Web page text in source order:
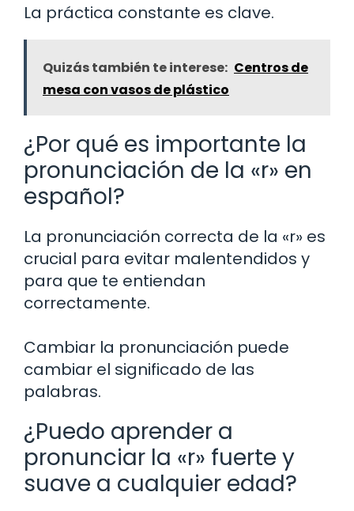
La práctica constante es clave.
Quizás también te interese: Centros de
mesa con vasos de plástico
¿Por qué es importante la
pronunciación de la «r» en
español?
La pronunciación correcta de la «r» es
crucial para evitar malentendidos y
para que te entiendan
correctamente.
Cambiar la pronunciación puede
cambiar el significado de las
palabras.
¿Puedo aprender a
pronunciar la «r» fuerte y
suave a cualquier edad?